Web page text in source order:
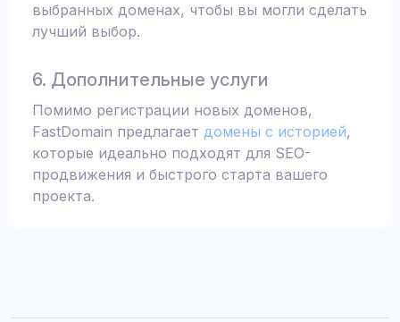
выбранных доменах, чтобы вы могли сделать
лучший выбор.
6. Дополнительные услуги
Помимо регистрации новых доменов,
FastDomain предлагает домены с историей,
которые идеально подходят для SEO-
продвижения и быстрого старта вашего
проекта.